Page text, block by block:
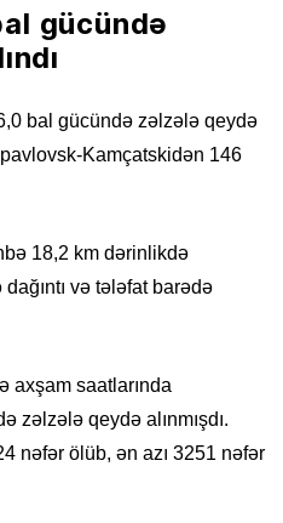
gücündə
bal gücündə zəlzələ qeydə
Kamçatskidən 146
18,2 km dərinlikdə
və tələfat barədə
axşam saatlarında
zəlzələ qeydə alınmışdı.
nəfər ölüb, ən azı 3251 nəfər